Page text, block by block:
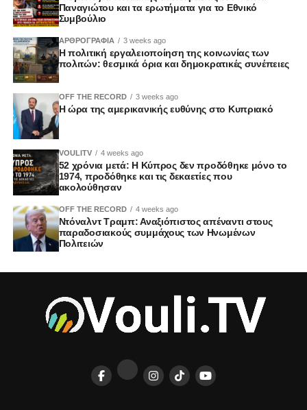
Παναγιώτου και τα ερωτήματα για το Εθνικό
Συμβούλιο
ΑΡΘΡΟΓΡΑΦΙΑ 3 weeks ago
Η πολιτική εργαλειοποίηση της κοινωνίας των
πολιτών: θεσμικά όρια και δημοκρατικές συνέπειες
OFF THE RECORD 3 weeks ago
Η ώρα της αμερικανικής ευθύνης στο Κυπριακό
VOULITV 4 weeks ago
52 χρόνια μετά: Η Κύπρος δεν προδόθηκε μόνο το
1974, προδόθηκε και τις δεκαετίες που
ακολούθησαν
OFF THE RECORD 4 weeks ago
Ντόναλντ Τραμπ: Αναξιόπιστος απέναντι στους
παραδοσιακούς συμμάχους των Ηνωμένων
Πολιτειών